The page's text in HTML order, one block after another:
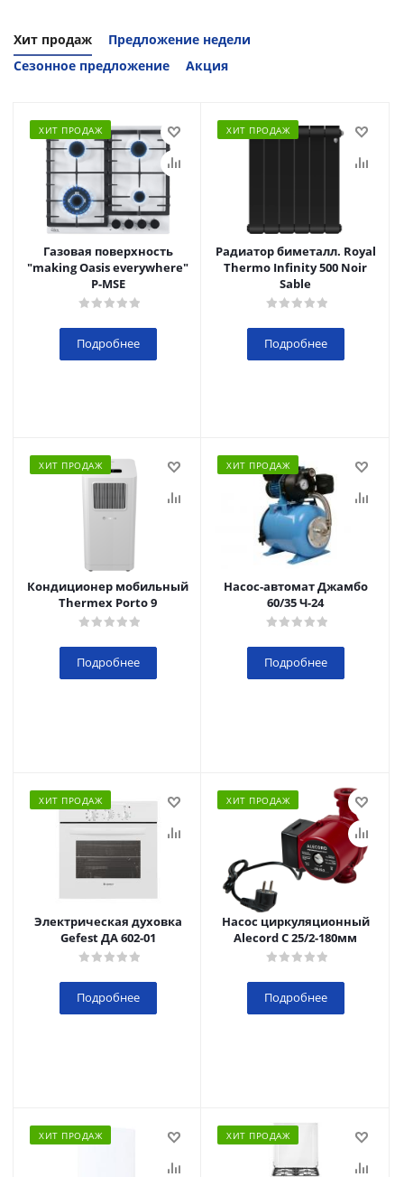
Хит продаж
Предложение недели
Сезонное предложение
Акция
ХИТ ПРОДАЖ
Газовая поверхность
"making Oasis everywhere"
P-MSE
Подробнее
ХИТ ПРОДАЖ
Радиатор биметалл. Royal
Thermo Infinity 500 Noir
Sable
Подробнее
ХИТ ПРОДАЖ
Кондиционер мобильный
Thermex Porto 9
Подробнее
ХИТ ПРОДАЖ
Насос-автомат Джамбо
60/35 Ч-24
Подробнее
ХИТ ПРОДАЖ
Электрическая духовка
Gefest ДА 602-01
Подробнее
ХИТ ПРОДАЖ
Насос циркуляционный
Alecord C 25/2-180мм
Подробнее
ХИТ ПРОДАЖ ХИТ ПРОДАЖ